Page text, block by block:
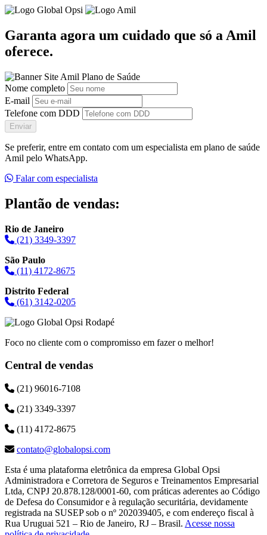
Garanta agora um cuidado que só a Amil
oferece.
Nome completo
E-mail
Telefone com DDD
Enviar
Se preferir, entre em contato com um especialista em plano de saúde
Amil pelo WhatsApp.
Falar com especialista
Plantão de vendas:
Rio de Janeiro
(21) 3349-3397
São Paulo
(11) 4172-8675
Distrito Federal
(61) 3142-0205
Foco no cliente com o compromisso em fazer o melhor!
Central de vendas
(21) 96016-7108
(21) 3349-3397
(11) 4172-8675
contato@globalopsi.com
Esta é uma plataforma eletrônica da empresa Global Opsi
Administradora e Corretora de Seguros e Treinamentos Empresarial
Ltda, CNPJ 20.878.128/0001-60, com práticas aderentes ao Código
de Defesa do Consumidor e à regulação securitária, devidamente
registrada na SUSEP sob o nº 202039405, e com endereço fiscal à
Rua Uruguai 521 – Rio de Janeiro, RJ – Brasil. Acesse nossa